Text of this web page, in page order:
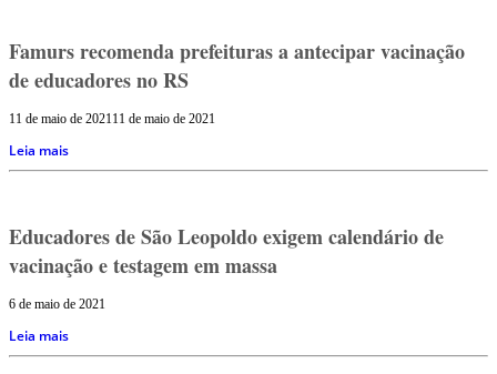
Famurs recomenda prefeituras a antecipar vacinação
de educadores no RS
11 de maio de 202111 de maio de 2021
Leia mais
Educadores de São Leopoldo exigem calendário de
vacinação e testagem em massa
6 de maio de 2021
Leia mais